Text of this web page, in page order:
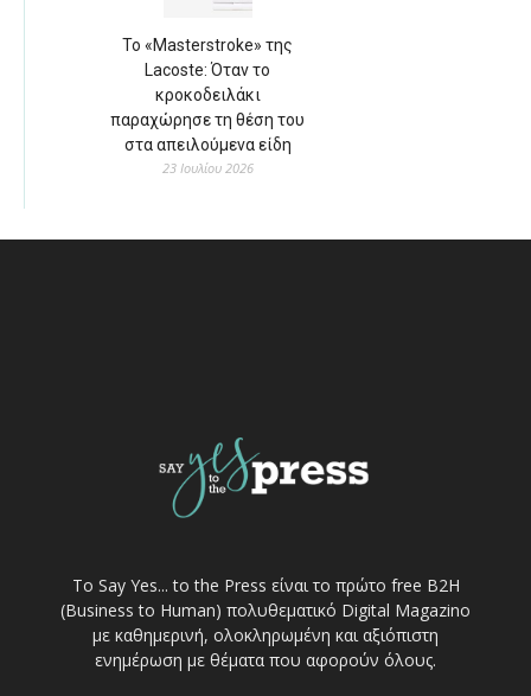
Το «Masterstroke» της
Lacoste: Όταν το
κροκοδειλάκι
παραχώρησε τη θέση του
στα απειλούμενα είδη
23 Ιουλίου 2026
Το Say Yes... to the Press είναι το πρώτο free Β2Η
(Business to Human) πολυθεματικό Digital Magazino
με καθημερινή, ολοκληρωμένη και αξιόπιστη
ενημέρωση με θέματα που αφορούν όλους.